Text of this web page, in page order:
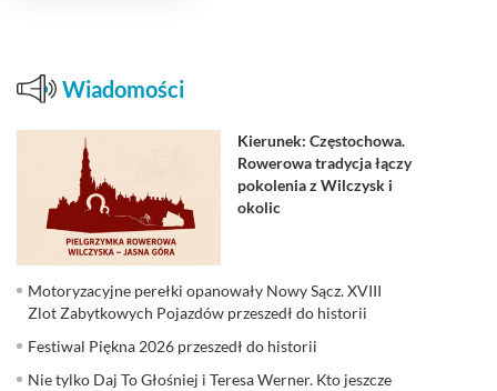
Wiadomości
Kierunek: Częstochowa.
Rowerowa tradycja łączy
pokolenia z Wilczysk i
okolic
Motoryzacyjne perełki opanowały Nowy Sącz. XVIII
Zlot Zabytkowych Pojazdów przeszedł do historii
Festiwal Piękna 2026 przeszedł do historii
Nie tylko Daj To Głośniej i Teresa Werner. Kto jeszcze